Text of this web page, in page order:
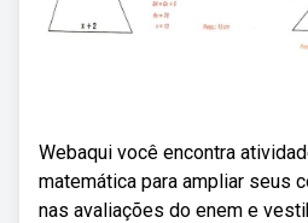
Webaqui você encontra
matemática para ampliar seus
nas avaliações do enem e